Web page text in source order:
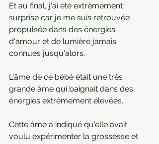
Et au final, j'ai été extrêmement
surprise car je me suis retrouvée
propulsée dans des énergies
d'amour et de lumière jamais
connues jusqu'alors.
L'âme de ce bébé était une très
grande âme qui baignait dans des
énergies extrêmement élevées.
Cette âme a indiqué qu'elle avait
voulu expérimenter la grossesse et